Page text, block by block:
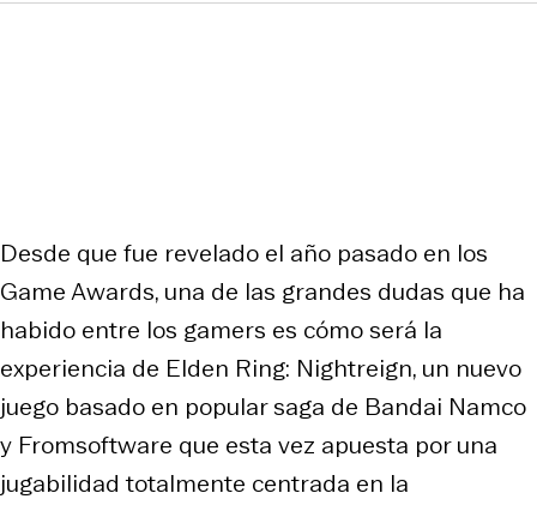
Desde que fue revelado el año pasado en los
Game Awards, una de las grandes dudas que ha
habido entre los gamers es cómo será la
experiencia de Elden Ring: Nightreign, un nuevo
juego basado en popular saga de Bandai Namco
y Fromsoftware que esta vez apuesta por una
jugabilidad totalmente centrada en la